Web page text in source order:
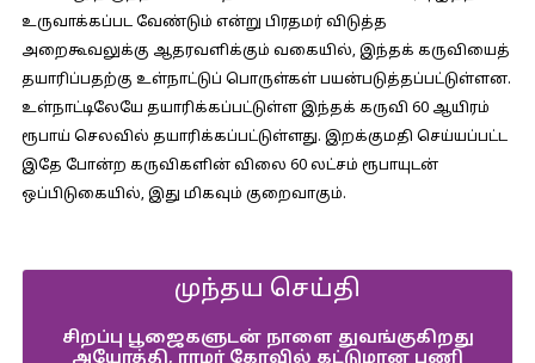
உருவாக்கப்பட வேண்டும் என்று பிரதமர் விடுத்த
அறைகூவலுக்கு ஆதரவளிக்கும் வகையில், இந்தக் கருவியைத்
தயாரிப்பதற்கு உள்நாட்டுப் பொருள்கள் பயன்படுத்தப்பட்டுள்ளன.
உள்நாட்டிலேயே தயாரிக்கப்பட்டுள்ள இந்தக் கருவி 60 ஆயிரம்
ரூபாய் செலவில் தயாரிக்கப்பட்டுள்ளது. இறக்குமதி செய்யப்பட்ட
இதே போன்ற கருவிகளின் விலை 60 லட்சம் ரூபாயுடன்
ஒப்பிடுகையில், இது மிகவும் குறைவாகும்.
முந்தய செய்தி
சிறப்பு பூஜைகளுடன் நாளை துவங்குகிறது
அயோத்தி, ராமர் கோவில் கட்டுமான பணி